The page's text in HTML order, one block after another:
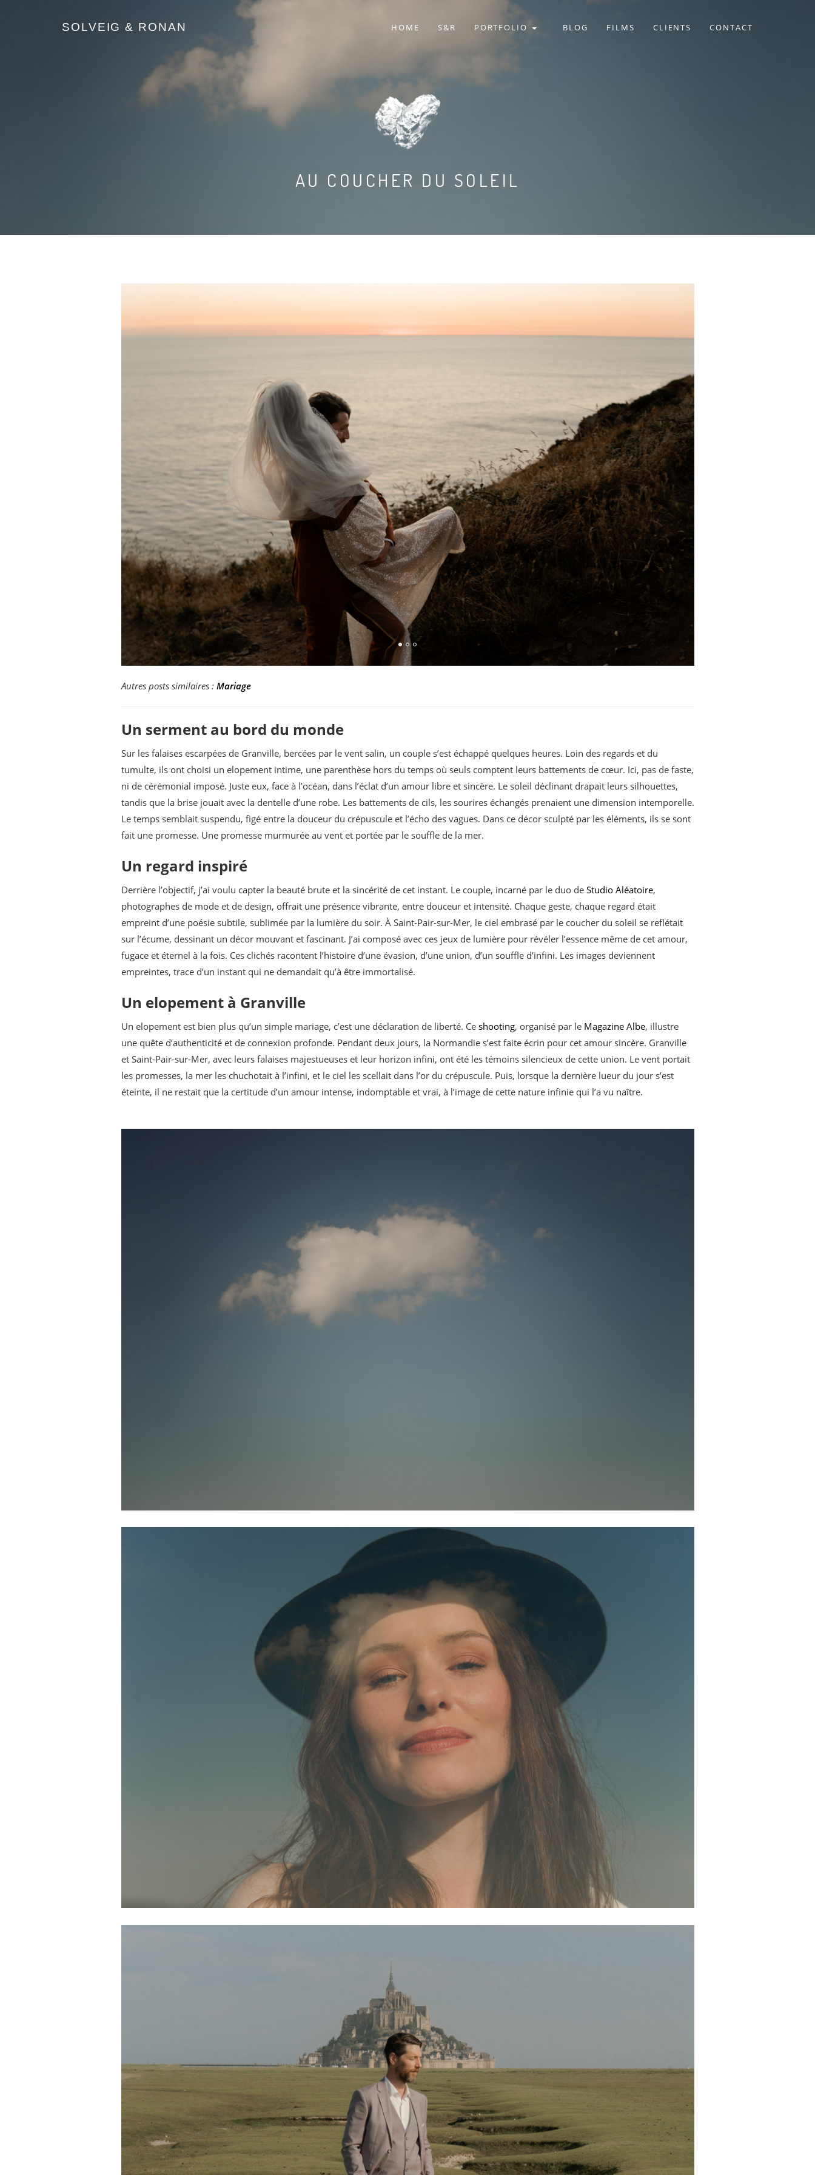
SOLVEIG & RONAN HOME S&R PORTFOLIO BLOG FILMS CLIENTS CONTACT
AU COUCHER DU SOLEIL
Autres posts similaires : Mariage
Un serment au bord du monde
Sur les falaises escarpées de Granville, bercées par le vent salin, un couple s’est échappé quelques heures. Loin des regards et du
tumulte, ils ont choisi un elopement intime, une parenthèse hors du temps où seuls comptent leurs battements de cœur. Ici, pas de faste,
ni de cérémonial imposé. Juste eux, face à l’océan, dans l’éclat d’un amour libre et sincère. Le soleil déclinant drapait leurs silhouettes,
tandis que la brise jouait avec la dentelle d’une robe. Les battements de cils, les sourires échangés prenaient une dimension intemporelle.
Le temps semblait suspendu, figé entre la douceur du crépuscule et l’écho des vagues. Dans ce décor sculpté par les éléments, ils se sont
fait une promesse. Une promesse murmurée au vent et portée par le souffle de la mer.
Un regard inspiré
Derrière l’objectif, j’ai voulu capter la beauté brute et la sincérité de cet instant. Le couple, incarné par le duo de Studio Aléatoire,
photographes de mode et de design, offrait une présence vibrante, entre douceur et intensité. Chaque geste, chaque regard était
empreint d’une poésie subtile, sublimée par la lumière du soir. À Saint-Pair-sur-Mer, le ciel embrasé par le coucher du soleil se reflétait
sur l’écume, dessinant un décor mouvant et fascinant. J’ai composé avec ces jeux de lumière pour révéler l’essence même de cet amour,
fugace et éternel à la fois. Ces clichés racontent l’histoire d’une évasion, d’une union, d’un souffle d’infini. Les images deviennent
empreintes, trace d’un instant qui ne demandait qu’à être immortalisé.
Un elopement à Granville
Un elopement est bien plus qu’un simple mariage, c’est une déclaration de liberté. Ce shooting, organisé par le Magazine Albe, illustre
une quête d’authenticité et de connexion profonde. Pendant deux jours, la Normandie s’est faite écrin pour cet amour sincère. Granville
et Saint-Pair-sur-Mer, avec leurs falaises majestueuses et leur horizon infini, ont été les témoins silencieux de cette union. Le vent portait
les promesses, la mer les chuchotait à l’infini, et le ciel les scellait dans l’or du crépuscule. Puis, lorsque la dernière lueur du jour s’est
éteinte, il ne restait que la certitude d’un amour intense, indomptable et vrai, à l’image de cette nature infinie qui l’a vu naître.